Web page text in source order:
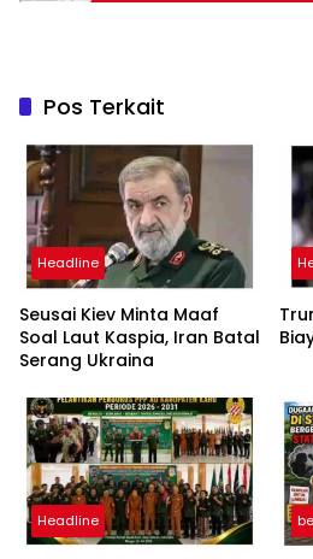
Pos Terkait
Headline
Seusai Kiev Minta Maaf
Soal Laut Kaspia, Iran Batal
Serang Ukraina
Headline